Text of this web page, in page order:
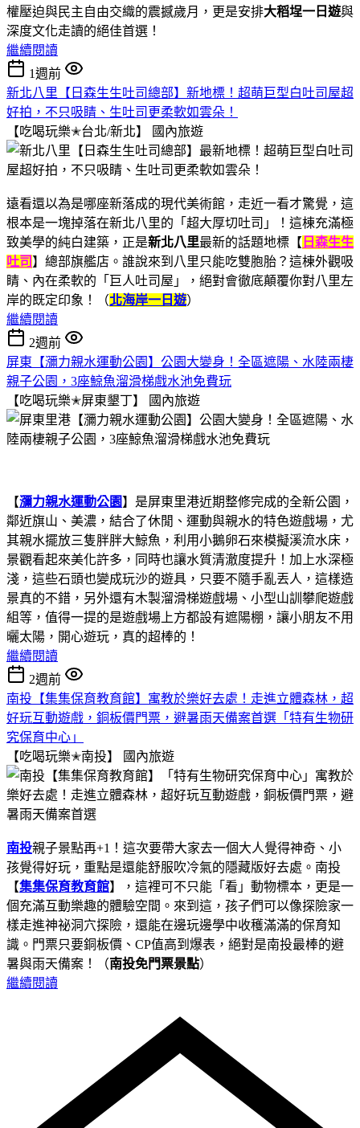
權壓迫與民主自由交織的震撼歲月，更是安排大稻埕一日遊與
深度文化走讀的絕佳首選！
繼續閱讀
1週前
新北八里【日森生生吐司總部】新地標！超萌巨型白吐司屋超
好拍，不只吸睛、生吐司更柔軟如雲朵！
【吃喝玩樂✭台北/新北】
國內旅遊
遠看還以為是哪座新落成的現代美術館，走近一看才驚覺，這
根本是一塊掉落在新北八里的「超大厚切吐司」！這棟充滿極
致美學的純白建築，正是新北八里最新的話題地標【 日森生生
吐司 】總部旗艦店。誰說來到八里只能吃雙胞胎？這棟外觀吸
睛、內在柔軟的「巨人吐司屋」，絕對會徹底顛覆你對八里左
岸的既定印象！（北海岸一日遊）
繼續閱讀
2週前
屏東【瀰力親水運動公園】公園大變身！全區遮陽、水陸兩棲
親子公園，3座鯨魚溜滑梯戲水池免費玩
【吃喝玩樂✭屏東墾丁】
國內旅遊
【瀰力親水運動公園】是屏東里港近期整修完成的全新公園，
鄰近旗山、美濃，結合了休閒、運動與親水的特色遊戲場，尤
其親水擺放三隻胖胖大鯨魚，利用小鵝卵石來模擬溪流水床，
景觀看起來美化許多，同時也讓水質清澈度提升！加上水深極
淺，這些石頭也變成玩沙的遊具，只要不隨手亂丟人，這樣造
景真的不錯，另外還有木製溜滑梯遊戲場、小型山訓攀爬遊戲
組等，值得一提的是遊戲場上方都設有遮陽棚，讓小朋友不用
曬太陽，開心遊玩，真的超棒的！
繼續閱讀
2週前
南投【集集保育教育館】寓教於樂好去處！走進立體森林，超
好玩互動遊戲，銅板價門票，避暑雨天備案首選「特有生物研
究保育中心」
【吃喝玩樂✭南投】
國內旅遊
南投親子景點再+1！這次要帶大家去一個大人覺得神奇、小
孩覺得好玩，重點是還能舒服吹冷氣的隱藏版好去處。南投
【集集保育教育館】，這裡可不只能「看」動物標本，更是一
個充滿互動樂趣的體驗空間。來到這，孩子們可以像探險家一
樣走進神祕洞穴探險，還能在邊玩邊學中收穫滿滿的保育知
識。門票只要銅板價、CP值高到爆表，絕對是南投最棒的避
暑與雨天備案！（南投免門票景點）
繼續閱讀